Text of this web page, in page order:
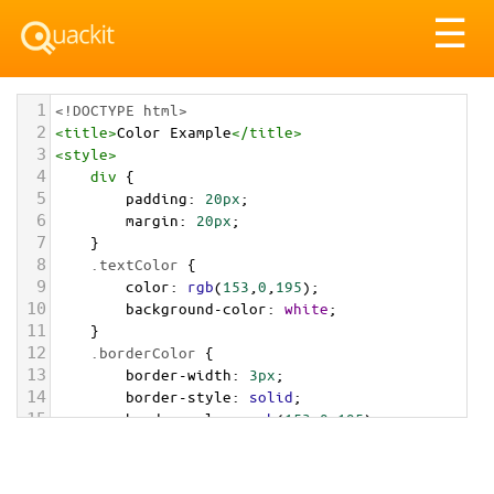
☰
1 <!DOCTYPE html>
2 <title>Color Example</title>
3 <style>
4 div {
5 padding: 20px;
6 margin: 20px;
7 }
8 .textColor {
9 color: rgb(153 0 195);
10 background-color: white;
11 }
12 .borderColor {
13 border-width: 3px;
14 border-style: solid;
15 border-color: rgb(153,0,195);